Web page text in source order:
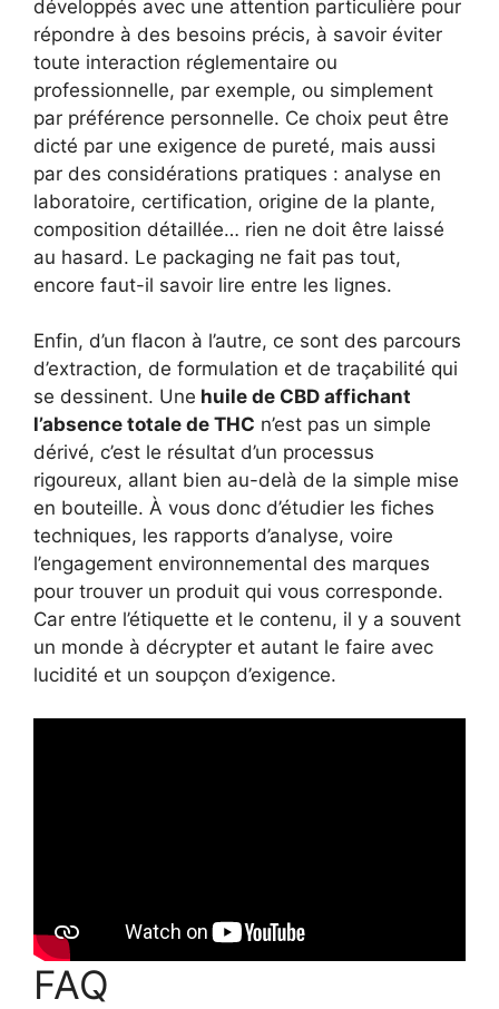
développés avec une attention particulière pour
répondre à des besoins précis, à savoir éviter
toute interaction réglementaire ou
professionnelle, par exemple, ou simplement
par préférence personnelle. Ce choix peut être
dicté par une exigence de pureté, mais aussi
par des considérations pratiques : analyse en
laboratoire, certification, origine de la plante,
composition détaillée… rien ne doit être laissé
au hasard. Le packaging ne fait pas tout,
encore faut-il savoir lire entre les lignes.
Enfin, d’un flacon à l’autre, ce sont des parcours
d’extraction, de formulation et de traçabilité qui
se dessinent. Une huile de CBD affichant
l’absence totale de THC n’est pas un simple
dérivé, c’est le résultat d’un processus
rigoureux, allant bien au-delà de la simple mise
en bouteille. À vous donc d’étudier les fiches
techniques, les rapports d’analyse, voire
l’engagement environnemental des marques
pour trouver un produit qui vous corresponde.
Car entre l’étiquette et le contenu, il y a souvent
un monde à décrypter et autant le faire avec
lucidité et un soupçon d’exigence.
FAQ